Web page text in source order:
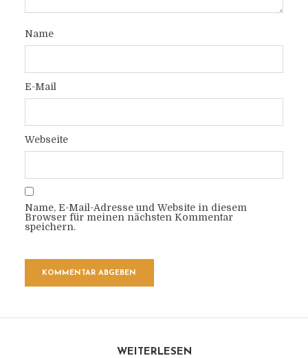
Name
E-Mail
Webseite
Name, E-Mail-Adresse und Website in diesem
Browser für meinen nächsten Kommentar
speichern.
WEITERLESEN